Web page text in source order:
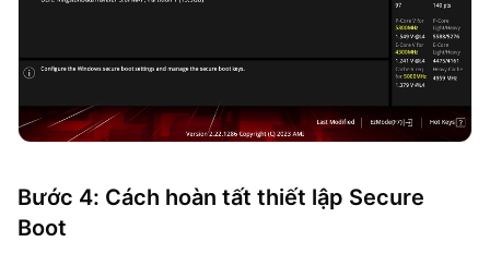
Bước 4: Cách hoàn tất thiết lập Secure
Boot